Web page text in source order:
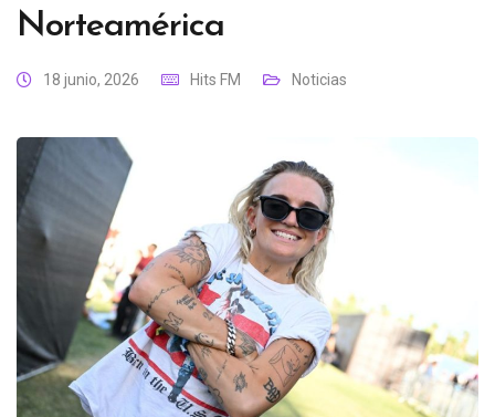
Norteamérica
18 junio, 2026 Hits FM Noticias